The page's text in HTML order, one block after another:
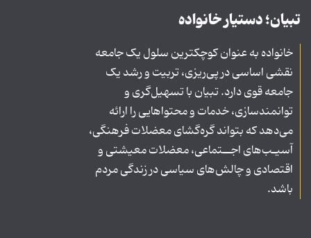
تبیان؛ دستیار خانواده
خانواده به عنوان کوچکترین سلول یک جامعه
نقشی اساسی در پی‌ریزی، تربیت و رشد یک
جامعه قوی دارد. تبیان با تسهیل‌گری و
توانمندسازی، خدمات و محتواهایی را ارائه
می‌دهد که بتواند گره‌گشای معضلات فرهنگی،
آسیـب‌های اجــتماعی، معضلات معیشتی و
اقتصادی و چالش‌های سیاسی در زندگی مردم
باشد.